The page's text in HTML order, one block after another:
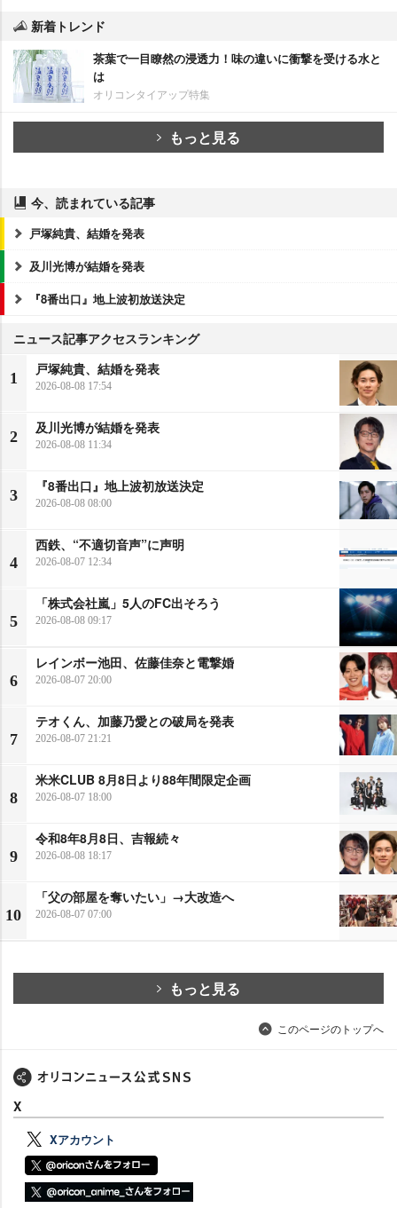
新着トレンド
茶葉で一目瞭然の浸透力！味の違いに衝撃を受ける水と
は
オリコンタイアップ特集
もっと見る
今、読まれている記事
戸塚純貴、結婚を発表
及川光博が結婚を発表
『8番出口』地上波初放送決定
ニュース記事アクセスランキング
1
戸塚純貴、結婚を発表
2026-08-08 17:54
2
及川光博が結婚を発表
2026-08-08 11:34
3
『8番出口』地上波初放送決定
2026-08-08 08:00
4
西鉄、“不適切音声”に声明
2026-08-07 12:34
5
「株式会社嵐」5人のFC出そろう
2026-08-08 09:17
6
レインボー池田、佐藤佳奈と電撃婚
2026-08-07 20:00
7
テオくん、加藤乃愛との破局を発表
2026-08-07 21:21
8
米米CLUB 8月8日より88年間限定企画
2026-08-07 18:00
9
令和8年8月8日、吉報続々
2026-08-08 18:17
10
「父の部屋を奪いたい」→大改造へ
2026-08-07 07:00
もっと見る
このページのトップへ
X
Xアカウント